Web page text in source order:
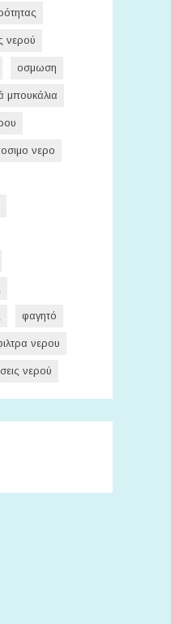
νερού
οσμωση
μπουκάλια
νερο
φαγητό
νερου
νερού